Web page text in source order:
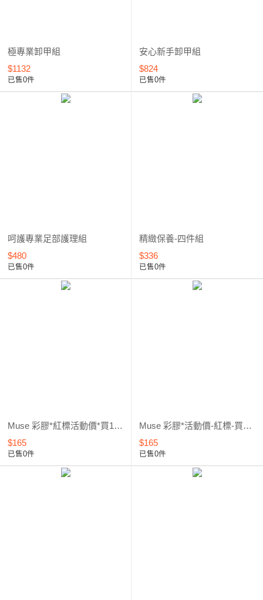
極專業卸甲組
$1132
已售0件
安心新手卸甲組
$824
已售0件
呵護專業足部護理組
$480
已售0件
精緻保養-四件組
$336
已售0件
Muse 彩膠*紅標活動價*買1送1 (461~960) 3
$165
已售0件
Muse 彩膠*活動價-紅標-買1送1 (342~460) 2
$165
已售0件